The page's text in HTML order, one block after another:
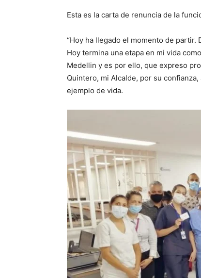
Esta es la carta de renuncia de la
“Hoy ha llegado el momento de partir.
Hoy termina una etapa en mi vida
Medellin y es por ello, que expreso
Quintero, mi Alcalde, por su
ejemplo de vida.